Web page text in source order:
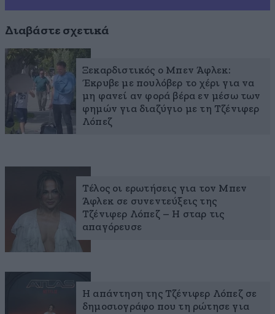
Διαβάστε σχετικά
Ξεκαρδιστικός ο Μπεν Άφλεκ:
Έκρυβε με πουλόβερ το χέρι για να
μη φανεί αν φορά βέρα εν μέσω των
φημών για διαζύγιο με τη Τζένιφερ
Λόπεζ
Τέλος οι ερωτήσεις για τον Μπεν
Άφλεκ σε συνεντεύξεις της
Τζένιφερ Λόπεζ – Η σταρ τις
απαγόρευσε
Η απάντηση της Τζένιφερ Λόπεζ σε
δημοσιογράφο που τη ρώτησε για